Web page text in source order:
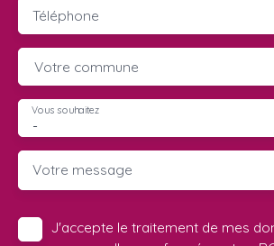
Téléphone
Votre commune
-
Vous souhaitez
Votre message
J'accepte le traitement de mes